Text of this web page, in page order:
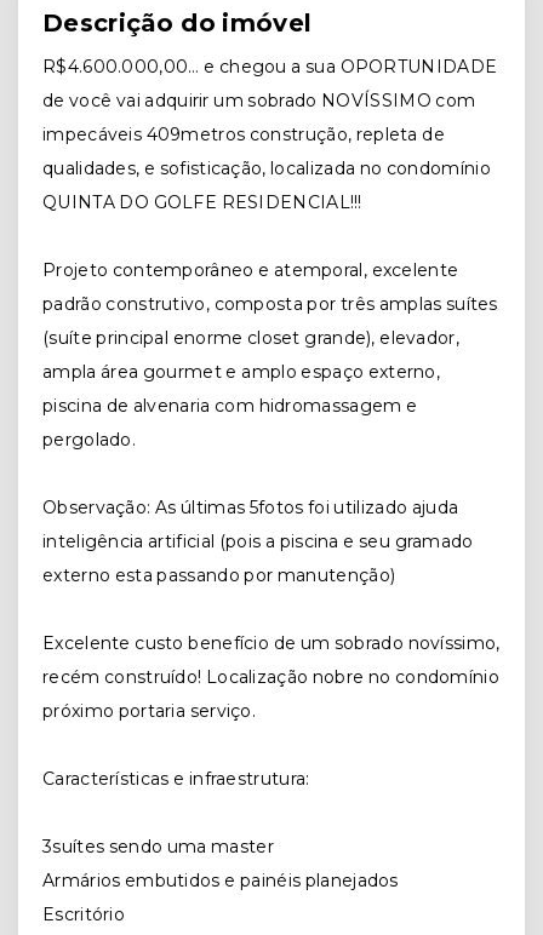
Descrição do imóvel
R$4.600.000,00… e chegou a sua OPORTUNIDADE
de você vai adquirir um sobrado NOVÍSSIMO com
impecáveis 409metros construção, repleta de
qualidades, e sofisticação, localizada no condomínio
QUINTA DO GOLFE RESIDENCIAL!!!
Projeto contemporâneo e atemporal, excelente
padrão construtivo, composta por três amplas suítes
(suíte principal enorme closet grande), elevador,
ampla área gourmet e amplo espaço externo,
piscina de alvenaria com hidromassagem e
pergolado.
Observação: As últimas 5fotos foi utilizado ajuda
inteligência artificial (pois a piscina e seu gramado
externo esta passando por manutenção)
Excelente custo benefício de um sobrado novíssimo,
recém construído! Localização nobre no condomínio
próximo portaria serviço.
Características e infraestrutura:
3suítes sendo uma master
Armários embutidos e painéis planejados
Escritório